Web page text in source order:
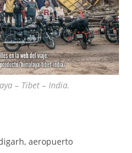
– Tibet – India.
aeropuerto